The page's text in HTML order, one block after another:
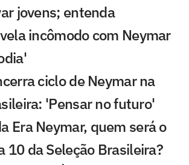
jovens; entenda
incômodo com Neymar
ciclo de Neymar na
'Pensar no futuro'
Era Neymar, quem será o
10 da Seleção Brasileira?